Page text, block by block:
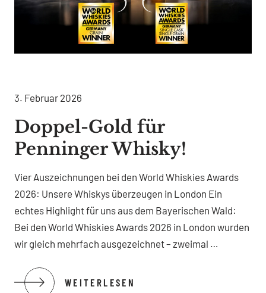
3. Februar 2026
Doppel-Gold für
Penninger Whisky!
Vier Auszeichnungen bei den World Whiskies Awards
2026: Unsere Whiskys überzeugen in London Ein
echtes Highlight für uns aus dem Bayerischen Wald:
Bei den World Whiskies Awards 2026 in London wurden
wir gleich mehrfach ausgezeichnet – zweimal …
WEITERLESEN